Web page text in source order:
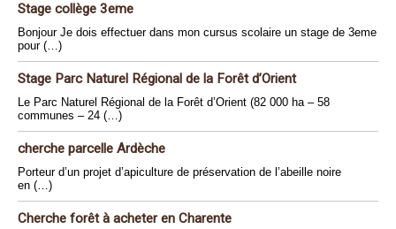
Stage collège 3eme
Bonjour Je dois effectuer dans mon cursus scolaire un stage de 3eme
pour (…)
Stage Parc Naturel Régional de la Forêt d’Orient
Le Parc Naturel Régional de la Forêt d’Orient (82 000 ha – 58
communes – 24 (…)
cherche parcelle Ardèche
Porteur d’un projet d’apiculture de préservation de l’abeille noire
en (…)
Cherche forêt à acheter en Charente